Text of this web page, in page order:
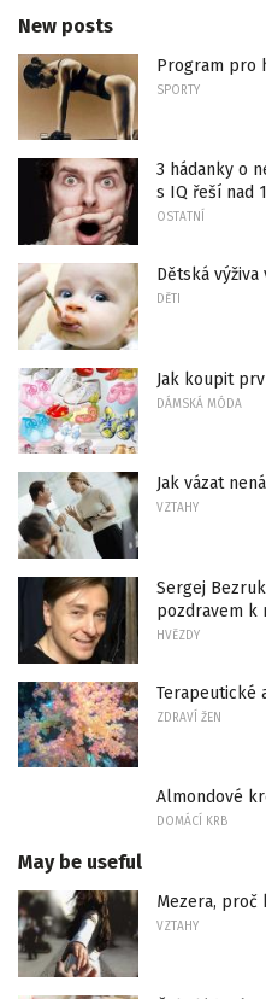
New posts
Program pro
SPORTY
3 hádanky o
s IQ řeší nad
OSTATNÍ
Dětská
DĚTI
Jak koupit
DÁMSKÁ MÓDA
Jak vázat
VZTAHY
Sergej
pozdravem k
HVĚZDY
Terapeutické
ZDRAVÍ ŽEN
Almondové
DOMÁCÍ KRB
May be useful
Mezera, proč
VZTAHY